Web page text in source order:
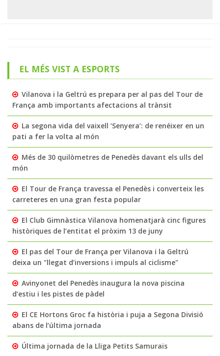
EL MÉS VIST A ESPORTS
Vilanova i la Geltrú es prepara per al pas del Tour de
França amb importants afectacions al trànsit
La segona vida del vaixell ‘Senyera’: de renéixer en un
pati a fer la volta al món
Més de 30 quilòmetres de Penedès davant els ulls del
món
El Tour de França travessa el Penedès i converteix les
carreteres en una gran festa popular
El Club Gimnàstica Vilanova homenatjarà cinc figures
històriques de l’entitat el pròxim 13 de juny
El pas del Tour de França per Vilanova i la Geltrú
deixa un "llegat d’inversions i impuls al ciclisme"
Avinyonet del Penedès inaugura la nova piscina
d’estiu i les pistes de pàdel
El CE Hortons Groc fa història i puja a Segona Divisió
abans de l’última jornada
Última jornada de la Lliga Petits Samurais